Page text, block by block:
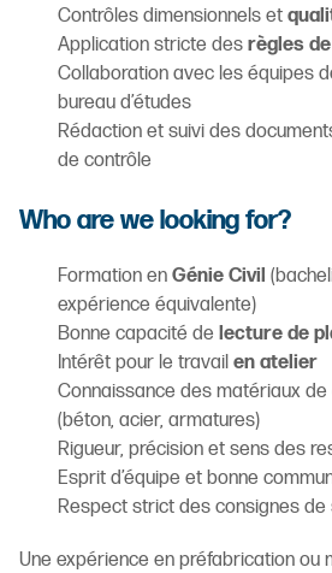
Contrôles dimensionnels et
Application stricte des règles
Collaboration avec les équipes
bureau d’études
Rédaction et suivi des
de contrôle
Who are we looking for?
Formation en Génie Civil
expérience équivalente)
Bonne capacité de lecture de
Intérêt pour le travail en atelier
Connaissance des matériaux
(béton, acier, armatures)
Rigueur, précision et sens des
Esprit d’équipe et bonne
Respect strict des consignes de
Une expérience en préfabrication ou